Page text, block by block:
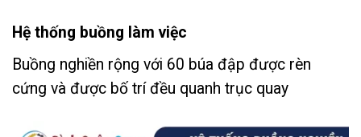
Hệ thống buồng làm việc
Buồng nghiền rộng với 60 búa đập được rèn
cứng và được bố trí đều quanh trục quay